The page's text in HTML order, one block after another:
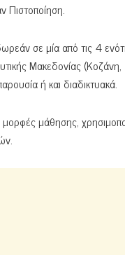
σε μία από τις 4
Μακεδονίας (Κοζάνη,
ή και διαδικτυακά.
μορφές μάθησης,